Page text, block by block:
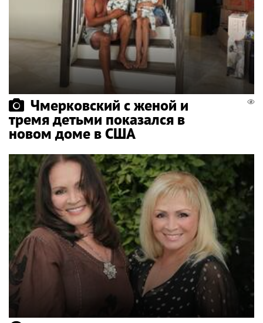
Чмерковский с женой и
тремя детьми показался в
новом доме в США